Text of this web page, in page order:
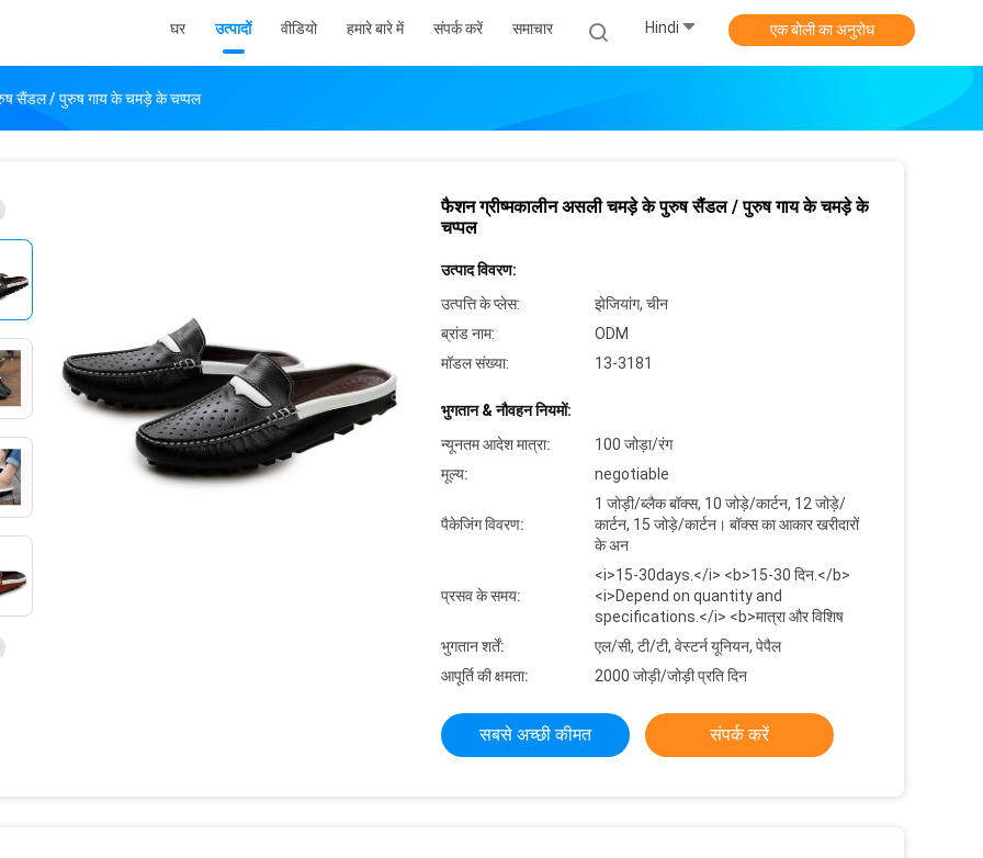
घर उत्पादों वीडियो हमारे बारे में संपर्क करें समाचार Hindi एक बोली का अनुरोध
सैंडल / पुरुष गाय के चमड़े के चप्पल
फैशन ग्रीष्मकालीन असली चमड़े के पुरुष सैंडल / पुरुष गाय के चमड़े के
चप्पल
उत्पाद विवरण:
उत्पत्ति के प्लेस:
झेजियांग, चीन
ब्रांड नाम:
ODM
मॉडल संख्या:
13-3181
भुगतान & नौवहन नियमों:
न्यूनतम आदेश मात्रा:
100 जोड़ा/रंग
मूल्य:
negotiable
पैकेजिंग विवरण:
1 जोड़ी/ब्लैक बॉक्स, 10 जोड़े/कार्टन, 12 जोड़े/
कार्टन, 15 जोड़े/कार्टन। बॉक्स का आकार खरीदारों
के अन
प्रसव के समय:
<i>15-30days.</i> <b>15-30 दिन.</b>
<i>Depend on quantity and
specifications.</i> <b>मात्रा और विशिष
भुगतान शर्तें:
एल/सी, टी/टी, वेस्टर्न यूनियन, पेपैल
आपूर्ति की क्षमता:
2000 जोड़ी/जोड़ी प्रति दिन
सबसे अच्छी कीमत संपर्क करें